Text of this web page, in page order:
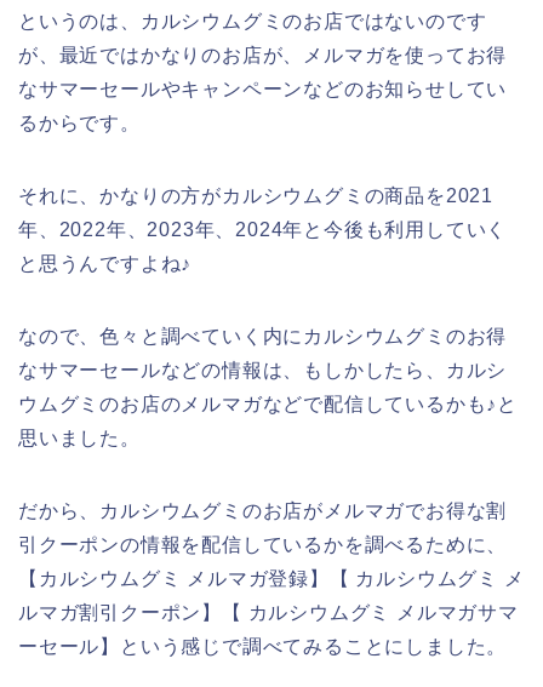
というのは、カルシウムグミのお店ではないのです
が、最近ではかなりのお店が、メルマガを使ってお得
なサマーセールやキャンペーンなどのお知らせしてい
るからです。
それに、かなりの方がカルシウムグミの商品を2021
年、2022年、2023年、2024年と今後も利用していく
と思うんですよね♪
なので、色々と調べていく内にカルシウムグミのお得
なサマーセールなどの情報は、もしかしたら、カルシ
ウムグミのお店のメルマガなどで配信しているかも♪と
思いました。
だから、カルシウムグミのお店がメルマガでお得な割
引クーポンの情報を配信しているかを調べるために、
【カルシウムグミ メルマガ登録】【 カルシウムグミ メ
ルマガ割引クーポン】【 カルシウムグミ メルマガサマ
ーセール】という感じで調べてみることにしました。